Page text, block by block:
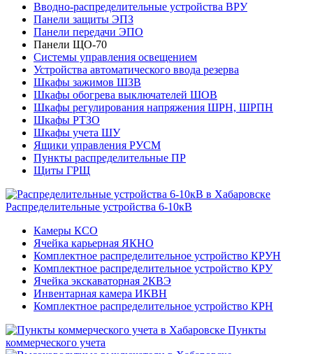
Вводно-распределительные устройства ВРУ
Панели защиты ЭПЗ
Панели передачи ЭПО
Панели ЩО-70
Системы управления освещением
Устройства автоматического ввода резерва
Шкафы зажимов ШЗВ
Шкафы обогрева выключателей ШОВ
Шкафы регулирования напряжения ШРН, ШРПН
Шкафы РТЗО
Шкафы учета ШУ
Ящики управления РУСМ
Пункты распределительные ПР
Щиты ГРЩ
Распределительные устройства 6-10кВ
Камеры КСО
Ячейка карьерная ЯКНО
Комплектное распределительное устройство КРУН
Комплектное распределительное устройство КРУ
Ячейка экскаваторная 2КВЭ
Инвентарная камера ИКВН
Комплектное распределительное устройство КРН
Пункты
коммерческого учета